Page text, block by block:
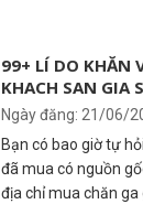
99+ LÍ DO KHĂN
KHACH SAN GIA
Ngày đăng: 21/06/
Bạn có bao giờ tự
đã mua có nguồn
địa chỉ mua chăn